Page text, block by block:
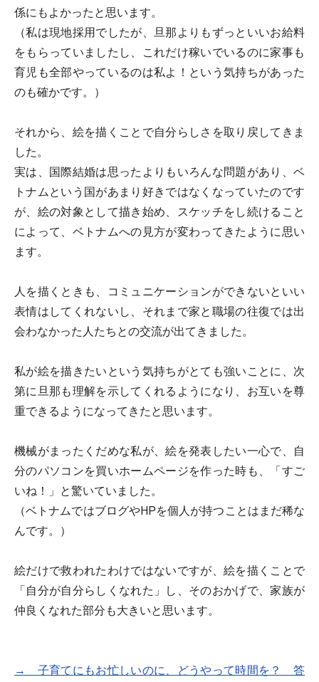
係にもよかったと思います。
（私は現地採用でしたが、旦那よりもずっといいお給料
をもらっていましたし、これだけ稼いでいるのに家事も
育児も全部やっているのは私よ！という気持ちがあった
のも確かです。）
それから、絵を描くことで自分らしさを取り戻してきま
した。
実は、国際結婚は思ったよりもいろんな問題があり、ベ
トナムという国があまり好きではなくなっていたのです
が、絵の対象として描き始め、スケッチをし続けること
によって、ベトナムへの見方が変わってきたように思い
ます。
人を描くときも、コミュニケーションができないといい
表情はしてくれないし、それまで家と職場の往復では出
会わなかった人たちとの交流が出てきました。
私が絵を描きたいという気持ちがとても強いことに、次
第に旦那も理解を示してくれるようになり、お互いを尊
重できるようになってきたと思います。
機械がまったくだめな私が、絵を発表したい一心で、自
分のパソコンを買いホームページを作った時も、「すご
いね！」と驚いていました。
（ベトナムではブログやHPを個人が持つことはまだ稀な
んです。）
絵だけで救われたわけではないですが、絵を描くことで
「自分が自分らしくなれた」し、そのおかげで、家族が
仲良くなれた部分も大きいと思います。
→ 子育てにもお忙しいのに、どうやって時間を？ 答